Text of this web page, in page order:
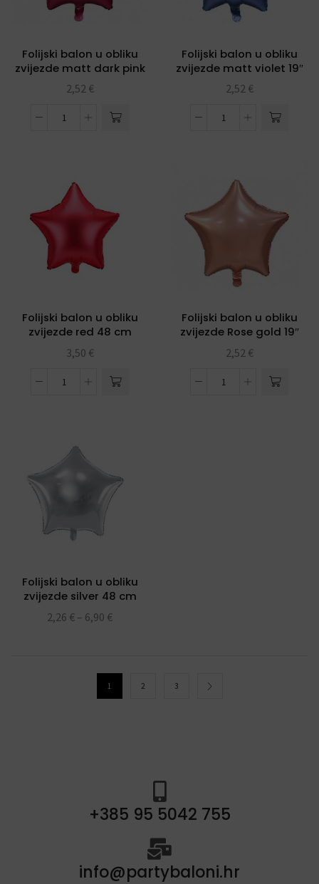
Folijski balon u obliku
zvijezde matt dark pink
19″
2,52 €
Folijski balon u obliku
zvijezde matt violet 19″
2,52 €
Folijski balon u obliku
zvijezde red 48 cm
3,50 €
Folijski balon u obliku
zvijezde Rose gold 19″
2,52 €
Folijski balon u obliku
zvijezde silver 48 cm
2,26 € – 6,90 €
1 2 3
+385 95 5042 755
info@partybaloni.hr